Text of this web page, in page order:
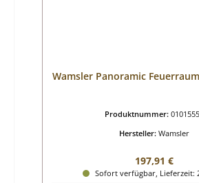
Wamsler Panoramic
Produktnummer:
Hersteller: Wamsler
Regulärer
197,91 €
Sofort verfügbar, Lieferzeit: